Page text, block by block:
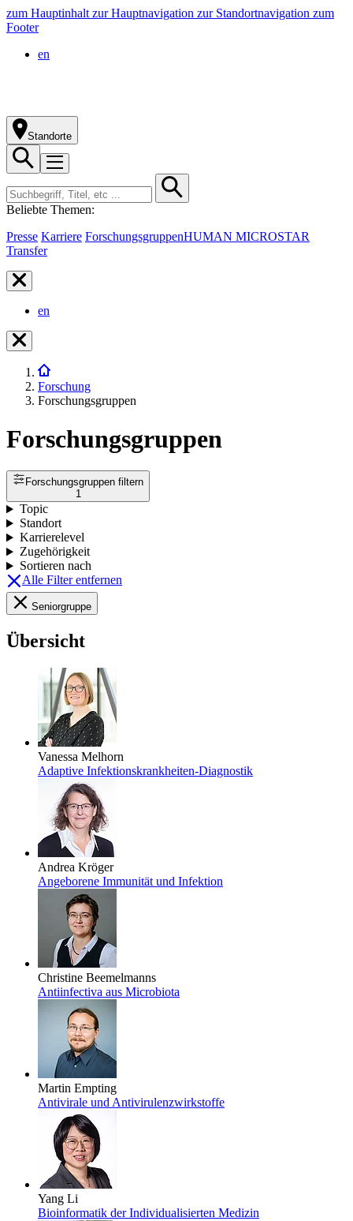
zum Hauptinhalt zur Hauptnavigation zur Standortnavigation zum
Footer
en
Standorte
Beliebte Themen:
Presse Karriere ForschungsgruppenHUMAN MICROSTAR
Transfer
en
Forschung
Forschungsgruppen
Forschungsgruppen
Forschungsgruppen filtern
1
Topic
Standort
Karrierelevel
Zugehörigkeit
Sortieren nach
Alle Filter entfernen
Seniorgruppe
Übersicht
Vanessa Melhorn
Adaptive Infektionskrankheiten-Diagnostik
Andrea Kröger
Angeborene Immunität und Infektion
Christine Beemelmanns
Antiinfectiva aus Microbiota
Martin Empting
Antivirale und Antivirulenzwirkstoffe
Yang Li
Bioinformatik der Individualisierten Medizin